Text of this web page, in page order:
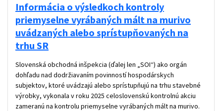
Informácia o výsledkoch kontroly
priemyselne vyrábaných mált na murivo
uvádzaných alebo sprístupňovaných na
trhu SR
Slovenská obchodná inšpekcia (ďalej len „SOI“) ako orgán
dohľadu nad dodržiavaním povinností hospodárskych
subjektov, ktoré uvádzajú alebo sprístupňujú na trhu stavebné
výrobky, vykonala v roku 2025 celoslovenskú kontrolnú akciu
zameranú na kontrolu priemyselne vyrábaných mált na murivo.